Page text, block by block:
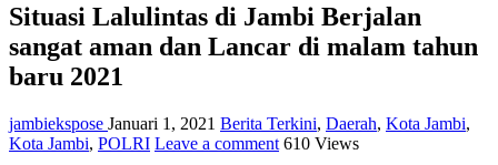
Situasi Lalulintas di Jambi Berjalan
sangat aman dan Lancar di malam tahun
baru 2021
jambiekspose Januari 1, 2021 Berita Terkini, Daerah, Kota Jambi,
Kota Jambi, POLRI Leave a comment 610 Views